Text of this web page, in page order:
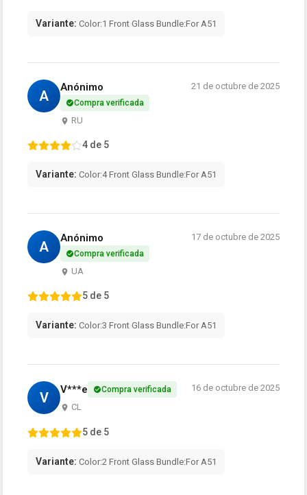
Variante: Color:1 Front Glass Bundle:For A51
A
Anónimo
Compra verificada
RU
21 de octubre de 2025
4 de 5
Variante: Color:4 Front Glass Bundle:For A51
A
Anónimo
Compra verificada
UA
17 de octubre de 2025
5 de 5
Variante: Color:3 Front Glass Bundle:For A51
V V***e Compra verificada
CL
16 de octubre de 2025
5 de 5
Variante: Color:2 Front Glass Bundle:For A51